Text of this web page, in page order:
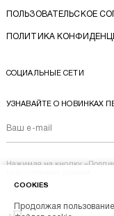
ПОЛЬЗОВАТЕЛЬСКОЕ
ПОЛИТИКА
СОЦИАЛЬНЫЕ СЕТИ
УЗНАВАЙТЕ О НОВИНКАХ
Нажимая на кнопку
COOKIES
Продолжая